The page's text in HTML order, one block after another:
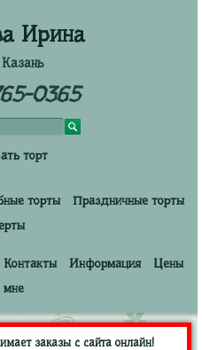
Ирина
0365
торт
торты
Праздничные торты
Контакты Информация
Цены
мне
заказы с сайта онлайн!